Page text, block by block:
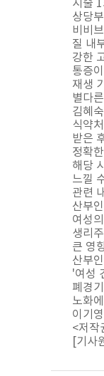
시술
상당
비비
질 내
강한
통증
재생
별다
김혜
식약
받은
정확
해당
느낄
관련
산부
여성
생리
큰 영
산부
'여성
폐경
노화
이기
<저작
[기